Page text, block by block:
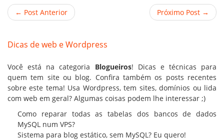
← Post Anterior Próximo Post →
Dicas de web e Wordpress
Você está na categoria Blogueiros! Dicas e técnicas para
quem tem site ou blog. Confira também os posts recentes
sobre este tema! Usa Wordpress, tem sites,domínios ou lida
com web em geral? Algumas coisas podem lhe interessar ;)
Como reparar todas as tabelas dos bancos de dados
MySQL num VPS?
Sistema para blog estático, sem MySQL? Eu quero!